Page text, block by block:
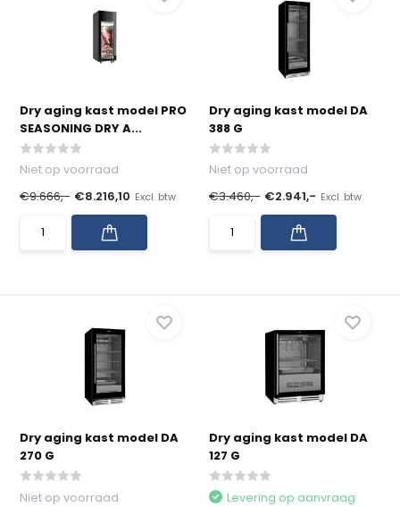
Dry aging kast model PRO
SEASONING DRY A...
Niet op voorraad
€9.666,- €8.216,10 Excl. btw
Dry aging kast model DA
388 G
Niet op voorraad
€3.460,- €2.941,- Excl. btw
Dry aging kast model DA
270 G
Niet op voorraad
Dry aging kast model DA
127 G
Levering op aanvraag